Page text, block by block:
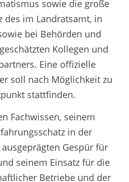
sowie die große
des im Landratsamt, in
bei Behörden und
Kollegen und
Eine offizielle
soll nach Möglichkeit zu
stattfinden.
Fachwissen, seinem
in der
Gespür für
seinem Einsatz für die
Betriebe und der